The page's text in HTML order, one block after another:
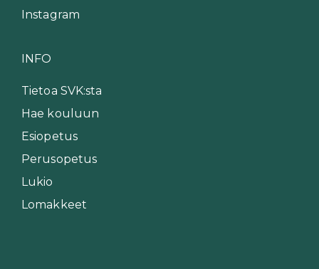
Instagram
INFO
Tietoa SVK:sta
Hae kouluun
Esiopetus
Perusopetus
Lukio
Lomakkeet